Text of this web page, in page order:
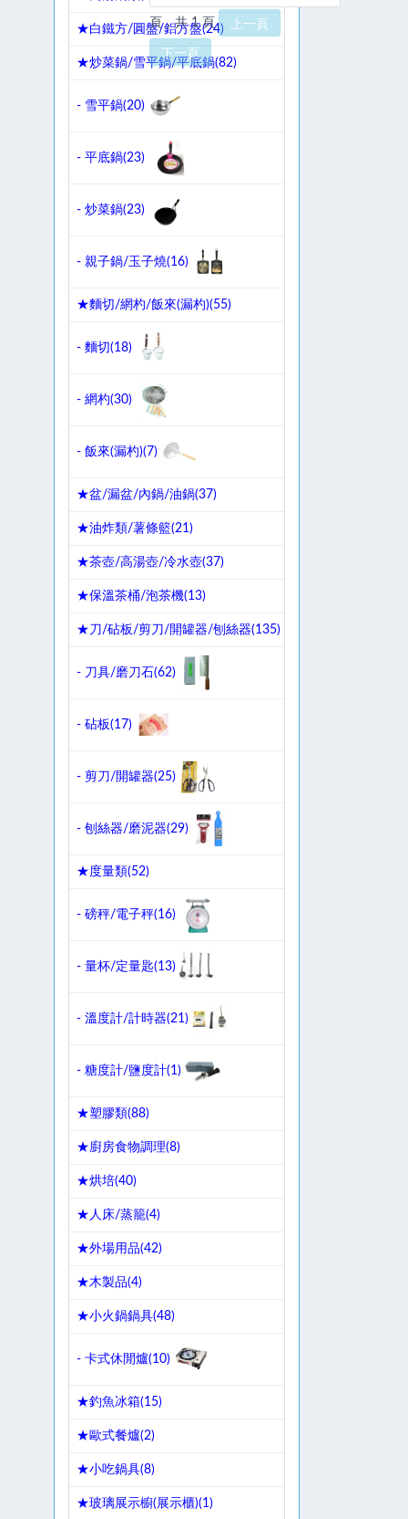
★白鐵方/圓盤/鋁方盤(24)
★炒菜鍋/雪平鍋/平底鍋(82)
- 雪平鍋(20)
- 平底鍋(23)
- 炒菜鍋(23)
- 親子鍋/玉子燒(16)
★麵切/網杓/飯來(漏杓)(55)
- 麵切(18)
- 網杓(30)
- 飯來(漏杓)( 7)
★盆/漏盆/內鍋/油鍋(37)
★油炸類/薯條籃(21)
★茶壺/高湯壺/冷水壺(37)
★保溫茶桶/泡茶機(13)
★刀/砧板/剪刀/開罐器/刨絲器(135)
- 刀具/磨刀石(62)
- 砧板(17)
- 剪刀/開罐器(25)
- 刨絲器/磨泥器(29)
★度量類(52)
- 磅秤/電子秤(16)
- 量杯/定量匙(13)
- 溫度計/計時器(21 )
- 糖度計/鹽度計(1 )
★塑膠類(88)
★廚房食物調理(8)
★烘培(40)
★人床/蒸籠(4)
★外場用品(42)
★木製品(4)
★小火鍋鍋具(48)
- 卡式休閒爐(10)
★釣魚冰箱(15)
★歐式餐爐(2)
★小吃鍋具(8)
★玻璃展示櫥(展示櫃)(1)
頁，共 1 頁 上一頁
下一頁